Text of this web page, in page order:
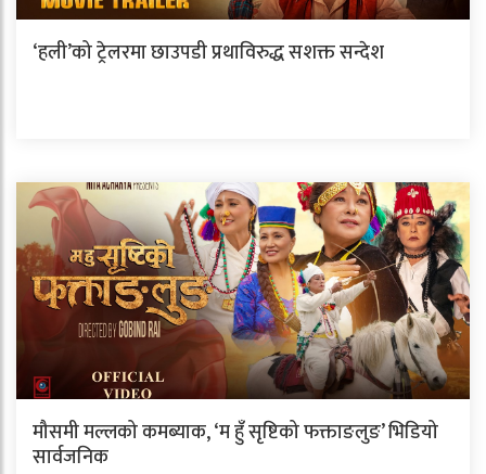
‘हली’को ट्रेलरमा छाउपडी प्रथाविरुद्ध सशक्त सन्देश
मौसमी मल्लको कमब्याक, ‘म हुँ सृष्टिको फक्ताङलुङ’ भिडियो
सार्वजनिक